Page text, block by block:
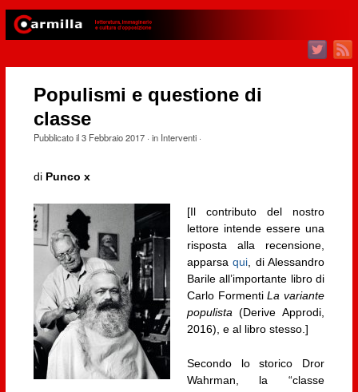
Populismi e questione di
classe
Pubblicato il3 Febbraio 2017· in Interventi·
di Punco x
[Il contributo del nostro
lettore intende essere una
risposta alla recensione,
apparsaqui , di Alessandro
Barile all’importante libro di
Carlo FormentiLa variante
populista (Derive Approdi,
2016), e al libro stesso.]
Secondo lo storico Dror
Wahrman, la “classe